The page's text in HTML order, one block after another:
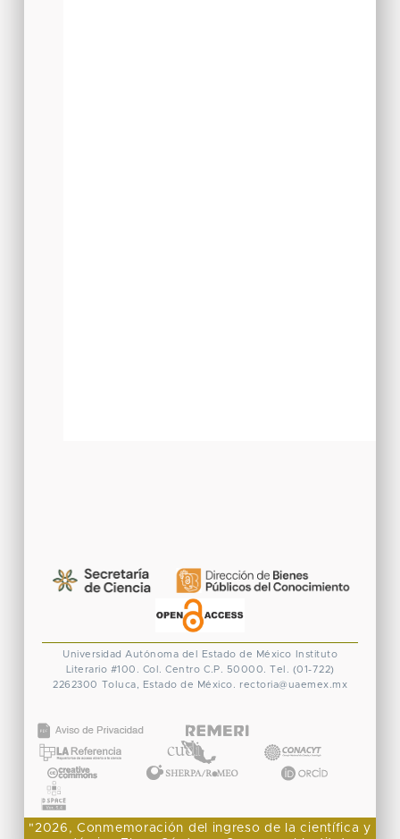
Universidad Autónoma del Estado de México
Instituto
Literario #100. Col. Centro C.P. 50000. Tel. (01-722)
2262300 Toluca, Estado de México. rectoria@uaemex.mx
"2026, Conmemoración del ingreso de la científica y